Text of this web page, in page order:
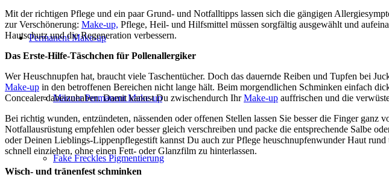
Permanent Make-up
Männer Permanent Make-up
Fake Freckles Pigmentierung
Mit der richtigen Pflege und ein paar Grund- und Notfalltipps lassen sich die gängigen
zur Verschönerung: Make-up, Pflege, Heil- und Hilfsmittel müssen sorgfältig ausgewählt und
Hautschutz und die Regeneration verbessern.
Das Erste-Hilfe-Täschchen für Pollenallergiker
Wer Heuschnupfen hat, braucht viele Taschentücher. Doch das dauernde Reiben und Tupfen bei
Make-up in den betroffenen Bereichen nicht lange hält. Beim morgendlichen Schminken einfach
Concealer dabeizuhaben. Damit kannst Du zwischendurch IhrMake-up auffrischen und die
Bei richtig wunden, entzündeten, nässenden oder offenen Stellen lassen Sie besser die Finger
Notfallausrüstung empfehlen oder besser gleich verschreiben und packe die entsprechende Salbe
oder Deinen Lieblings-Lippenpflegestift kannst Du auch zur Pflege heuschnupfenwunder Haut
schnell einziehen, ohne einen Fett- oder Glanzfilm zu hinterlassen.
Wisch- und tränenfest schminken